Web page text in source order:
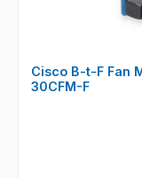
Cisco B-t-F Fan
30CFM-F